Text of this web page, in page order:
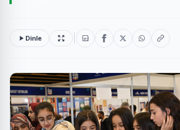
Dinle